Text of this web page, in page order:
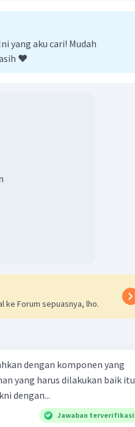
yang aku cari! Mudah
❤️
ke Forum sepuasnya, lho.
dengan komponen yang
yang harus dilakukan baik itu
dengan...
Jawaban terverifikasi